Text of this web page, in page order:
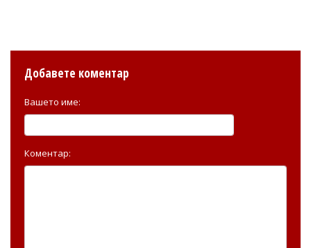
Добавете коментар
Вашето име:
Коментар: